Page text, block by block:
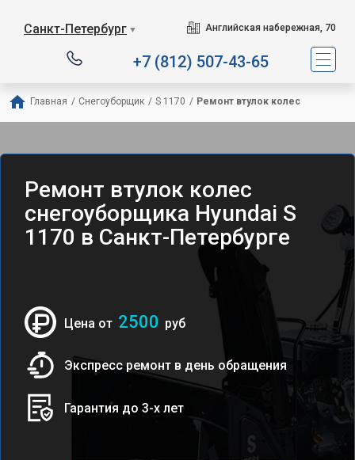
Санкт-Петербург ▼ Английская набережная, 70
+7 (812) 507-43-65
Главная / Снегоуборщик / S 1170 / Ремонт втулок колес
Ремонт втулок колес
снегоуборщика Hyundai S
1170 в Санкт-Петербурге
Цена от 2500 руб
Экспресс ремонт в день обращения
Гарантия до 3-х лет